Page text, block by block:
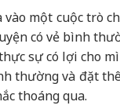
một cuộc trò
có vẻ bình
sự có lợi cho
thường và đặt
thoáng qua.